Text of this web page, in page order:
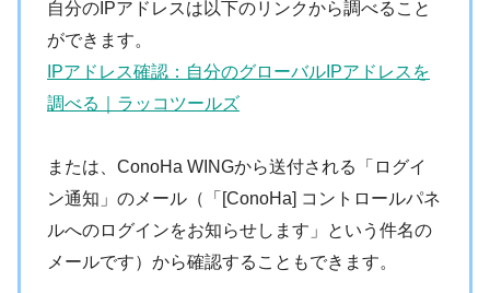
自分のIPアドレスは以下のリンクから調べること
ができます。
IPアドレス確認：自分のグローバルIPアドレスを
調べる｜ラッコツールズ
または、ConoHa WINGから送付される「ログイ
ン通知」のメール（「[ConoHa] コントロールパネ
ルへのログインをお知らせします」という件名の
メールです）から確認することもできます。